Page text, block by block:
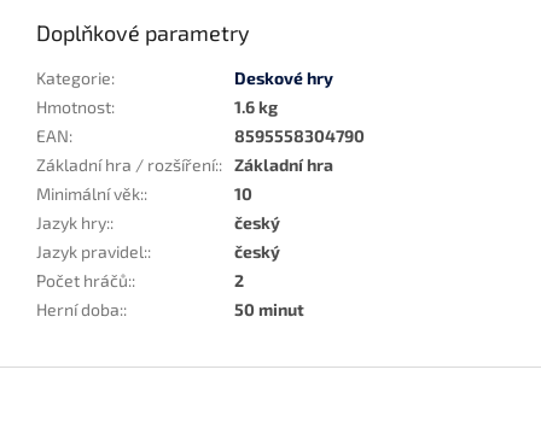
Doplňkové parametry
Kategorie:
Deskové hry
Hmotnost:
1.6 kg
EAN:
8595558304790
Základní hra / rozšíření:: Základní hra
Minimální věk::
10
Jazyk hry::
český
Jazyk pravidel::
český
Počet hráčů::
2
Herní doba:: 50 minut